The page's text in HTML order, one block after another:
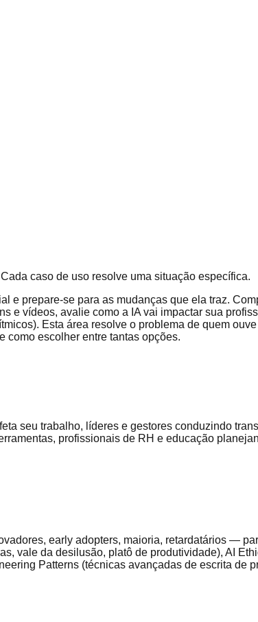
caso de uso resolve uma situação específica.
e prepare-se para as mudanças que ela traz.
e vídeos, avalie como a IA vai impactar sua
Esta área resolve o problema de quem
como escolher entre tantas opções.
seu trabalho, líderes e gestores conduzindo
profissionais de RH e educação
early adopters, maioria, retardatários —
vale da desilusão, platô de produtividade), AI
Patterns (técnicas avançadas de escrita de